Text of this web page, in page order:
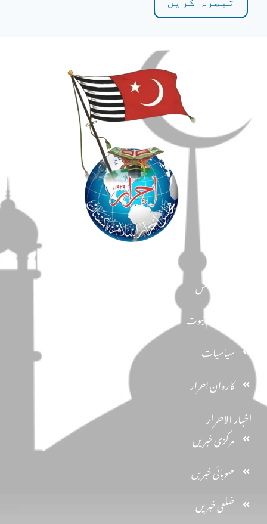
اخبار الاحرار
مرکزی خبریں
صوبائی خبریں
ضلعی خبریں
دین و دانش
تحفظ ختم نبوت
سیاسیات
کاروان احرار